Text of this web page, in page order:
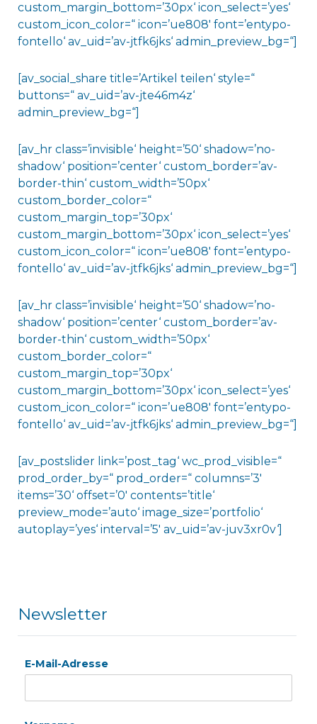
custom_margin_bottom=’30px‘ icon_select=’yes‘
custom_icon_color=“ icon=’ue808′ font=’entypo-
fontello‘ av_uid=’av-jtfk6jks‘ admin_preview_bg=“]
[av_social_share title=’Artikel teilen‘ style=“
buttons=“ av_uid=’av-jte46m4z‘
admin_preview_bg=“]
[av_hr class=’invisible‘ height=’50‘ shadow=’no-
shadow‘ position=’center‘ custom_border=’av-
border-thin‘ custom_width=’50px‘
custom_border_color=“
custom_margin_top=’30px‘
custom_margin_bottom=’30px‘ icon_select=’yes‘
custom_icon_color=“ icon=’ue808′ font=’entypo-
fontello‘ av_uid=’av-jtfk6jks‘ admin_preview_bg=“]
[av_hr class=’invisible‘ height=’50‘ shadow=’no-
shadow‘ position=’center‘ custom_border=’av-
border-thin‘ custom_width=’50px‘
custom_border_color=“
custom_margin_top=’30px‘
custom_margin_bottom=’30px‘ icon_select=’yes‘
custom_icon_color=“ icon=’ue808′ font=’entypo-
fontello‘ av_uid=’av-jtfk6jks‘ admin_preview_bg=“]
[av_postslider link=’post_tag‘ wc_prod_visible=“
prod_order_by=“ prod_order=“ columns=’3′
items=’30‘ offset=’0′ contents=’title‘
preview_mode=’auto‘ image_size=’portfolio‘
autoplay=’yes‘ interval=’5′ av_uid=’av-juv3xr0v‘]
Newsletter
E-Mail-Adresse